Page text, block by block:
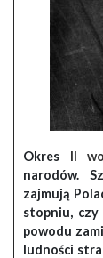
Okres II
narodów.
zajmują
stopniu,
powodu
ludności